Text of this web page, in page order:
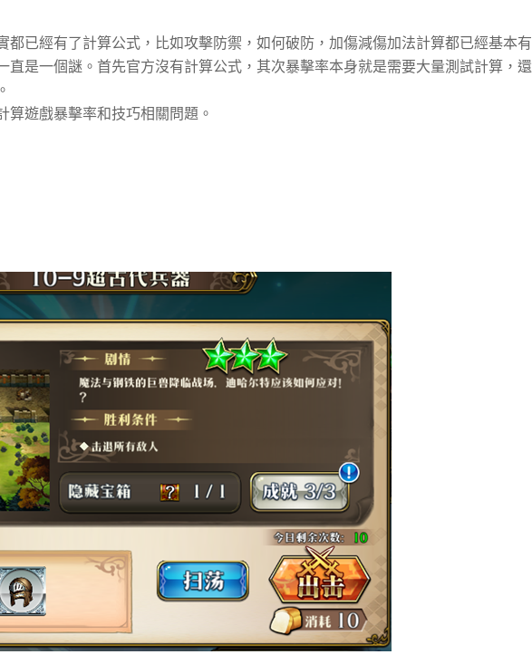
都已經有了計算公式，比如攻擊防禦，如何破防，加傷減傷加法計算都已經基本有
直是一個謎。首先官方沒有計算公式，其次暴擊率本身就是需要大量測試計算，還
算遊戲暴擊率和技巧相關問題。